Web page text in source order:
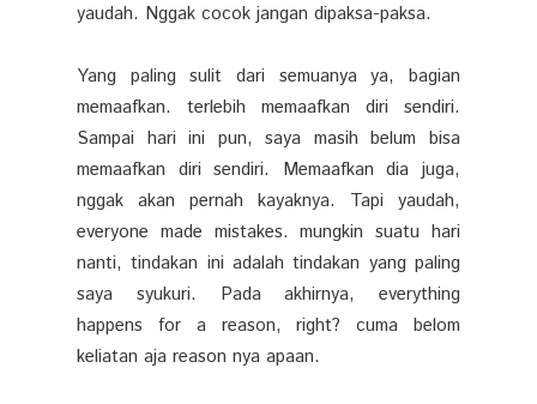
yaudah. Nggak cocok jangan dipaksa-paksa.
Yang paling sulit dari semuanya ya, bagian
memaafkan. terlebih memaafkan diri sendiri.
Sampai hari ini pun, saya masih belum bisa
memaafkan diri sendiri. Memaafkan dia juga,
nggak akan pernah kayaknya. Tapi yaudah,
everyone made mistakes. mungkin suatu hari
nanti, tindakan ini adalah tindakan yang paling
saya syukuri. Pada akhirnya, everything
happens for a reason, right? cuma belom
keliatan aja reason nya apaan.